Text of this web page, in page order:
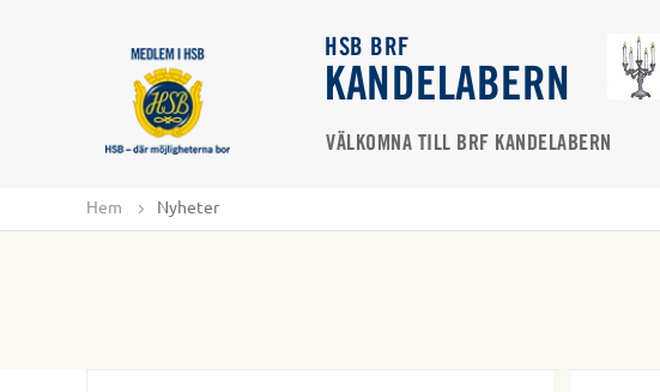
HSB BRF
KANDELABERN
VÄLKOMNA TILL BRF KANDELABERN
Hem Nyheter